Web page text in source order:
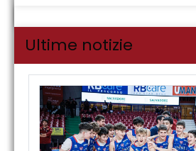
Ultime notizie